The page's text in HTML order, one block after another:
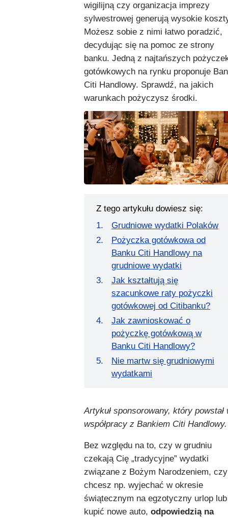
wigilijną czy organizacja imprezy
sylwestrowej generują wysokie
Możesz sobie z nimi łatwo poradzić,
decydując się na pomoc ze strony
banku. Jedną z najtańszych
gotówkowych na rynku proponuje
Citi Handlowy. Sprawdź, na jakich
warunkach pożyczysz środki.
Z tego artykułu dowiesz się:
Grudniowe wydatki Polaków
Pożyczka gotówkowa od
Banku Citi Handlowy na
grudniowe wydatki
Jak kształtują się
szacunkowe raty pożyczki
gotówkowej od Citibanku?
Jak zawnioskować o
pożyczkę gotówkową w
Banku Citi Handlowy?
Nie martw się grudniowymi
wydatkami
Artykuł sponsorowany, który powstał
współpracy z Bankiem Citi Handlowy.
Bez względu na to, czy w grudniu
czekają Cię „tradycyjne” wydatki
związane z Bożym Narodzeniem, czy
chcesz np. wyjechać w okresie
świątecznym na egzotyczny urlop lub
kupić nowe auto, odpowiedzią na